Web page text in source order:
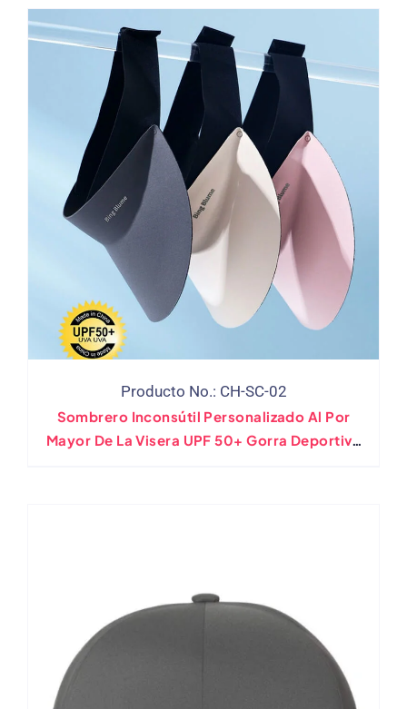
Producto No.: CH-SC-02
Sombrero Inconsútil Personalizado Al Por
Mayor De La Visera UPF 50+ Gorra Deportiva